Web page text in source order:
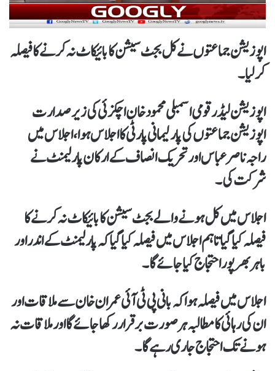
اپوزیشن جماعتوں نےکل بجٹ سیشن کا بائیکاٹ نہ کرنے کا فیصلہ
کرلیا۔
اپوزیشن لیڈر قومی اسمبلی محمود خان اچکزئی کی زیر صدارت
اپوزیشن جماعتوں کی پارلیمانی پارٹی کا اجلاس ہوا، اجلاس میں
راجہ ناصر عباس اور تحریک انصاف کے ارکان پارلیمنٹ نے
شرکت کی۔
اجلاس میں کل ہونے والے بجٹ سیشن کا بائیکاٹ نہ کرنے کا
فیصلہ کیا گیا تاہم اجلاس میں فیصلہ کیا گیا کہ پارلیمنٹ کے اندر اور
باہر بھرپور احتجاج کیا جائےگا۔
اجلاس میں فیصلہ ہوا کہ بانی پی ٹی آئی عمران خان سے ملاقات اور
ان کی رہائی کا مطالبہ ہر صورت برقرار رکھا جائے گا اور ملاقات نہ
ہونے تک احتجاج جاری رہے گا۔